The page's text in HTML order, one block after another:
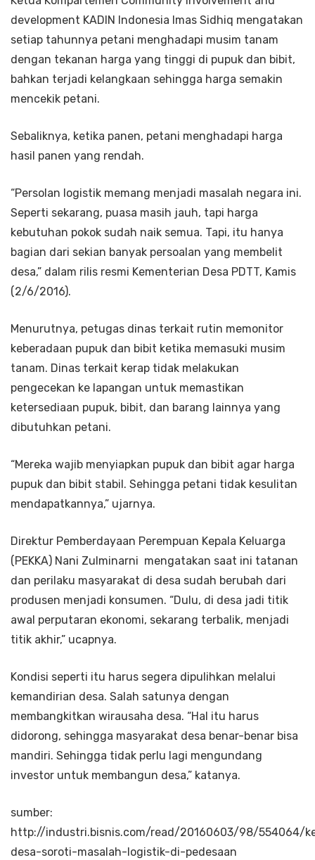
development KADIN Indonesia Imas Sidhiq mengatakan
setiap tahunnya petani menghadapi musim tanam
dengan tekanan harga yang tinggi di pupuk dan bibit,
bahkan terjadi kelangkaan sehingga harga semakin
mencekik petani.
Sebaliknya, ketika panen, petani menghadapi harga
hasil panen yang rendah.
“Persolan logistik memang menjadi masalah negara ini.
Seperti sekarang, puasa masih jauh, tapi harga
kebutuhan pokok sudah naik semua. Tapi, itu hanya
bagian dari sekian banyak persoalan yang membelit
desa,” dalam rilis resmi Kementerian Desa PDTT, Kamis
(2/6/2016).
Menurutnya, petugas dinas terkait rutin memonitor
keberadaan pupuk dan bibit ketika memasuki musim
tanam. Dinas terkait kerap tidak melakukan
pengecekan ke lapangan untuk memastikan
ketersediaan pupuk, bibit, dan barang lainnya yang
dibutuhkan petani.
“Mereka wajib menyiapkan pupuk dan bibit agar harga
pupuk dan bibit stabil. Sehingga petani tidak kesulitan
mendapatkannya,” ujarnya.
Direktur Pemberdayaan Perempuan Kepala Keluarga
(PEKKA) Nani Zulminarni mengatakan saat ini tatanan
dan perilaku masyarakat di desa sudah berubah dari
produsen menjadi konsumen. “Dulu, di desa jadi titik
awal perputaran ekonomi, sekarang terbalik, menjadi
titik akhir,” ucapnya.
Kondisi seperti itu harus segera dipulihkan melalui
kemandirian desa. Salah satunya dengan
membangkitkan wirausaha desa. “Hal itu harus
didorong, sehingga masyarakat desa benar-benar bisa
mandiri. Sehingga tidak perlu lagi mengundang
investor untuk membangun desa,” katanya.
sumber:
http://industri.bisnis.com/read/20160603/98/554064/
desa-soroti-masalah-logistik-di-pedesaan